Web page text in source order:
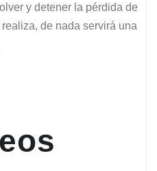
y detener la pérdida de
de nada servirá una